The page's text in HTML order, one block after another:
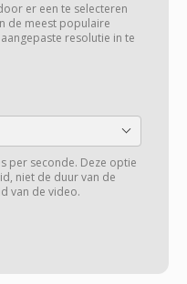
er een te selecteren
de meest populaire
resolutie in te
per seconde. Deze optie
niet de duur van de
van de video.